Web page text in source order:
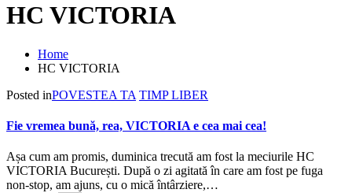
HC VICTORIA
Home
HC VICTORIA
Posted inPOVESTEA TA TIMP LIBER
Fie vremea bună, rea, VICTORIA e cea mai cea!
Așa cum am promis, duminica trecută am fost la meciurile HC
VICTORIA București. După o zi agitată în care am fost pe fuga
non-stop, am ajuns, cu o mică întârziere,…